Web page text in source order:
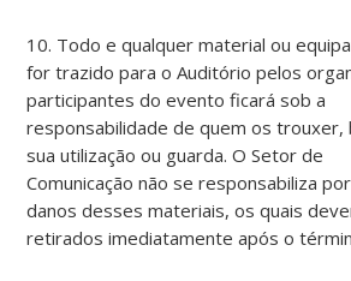
10. Todo e qualquer material ou
for trazido para o Auditório pelos
participantes do evento ficará sob a
responsabilidade de quem os trouxer,
sua utilização ou guarda. O Setor de
Comunicação não se responsabiliza
danos desses materiais, os quais
retirados imediatamente após o